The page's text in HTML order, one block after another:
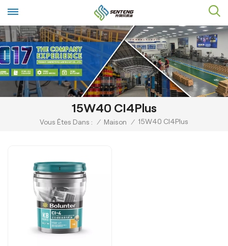
15W40 CI4Plus
Vous Êtes Dans : / Maison / 15W40 CI4Plus